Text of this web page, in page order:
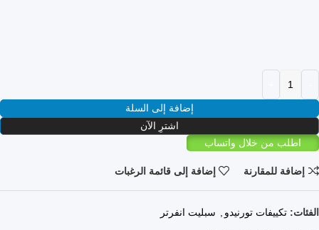
إضافة إلى السلة
اشترِ الآن
اطلب من خلال واتساب
إضافة للمقارنة إضافة إلى قائمة الرغبات
الفئات: تكييفات تورنيدو , سبليت انفرتر